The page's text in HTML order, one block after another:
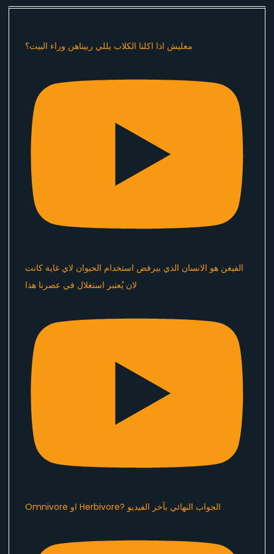
معليش اذا اكلنا الكلاب يللي ربيناهن وراء البيت؟
الفيغن هو الانسان الذي بيرفض استخدام الحيوان لاي غاية كانت
Omnivore او Herbivore? الجواب النهائي بآخر الفيديو